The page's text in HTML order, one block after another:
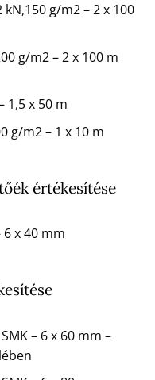
g/m2 – 2 x 100
g/m2 – 2 x 100 m
1,5 x 50 m
g/m2 – 1 x 10 m
értékesítése
x 40 mm
– 6 x 60 mm –